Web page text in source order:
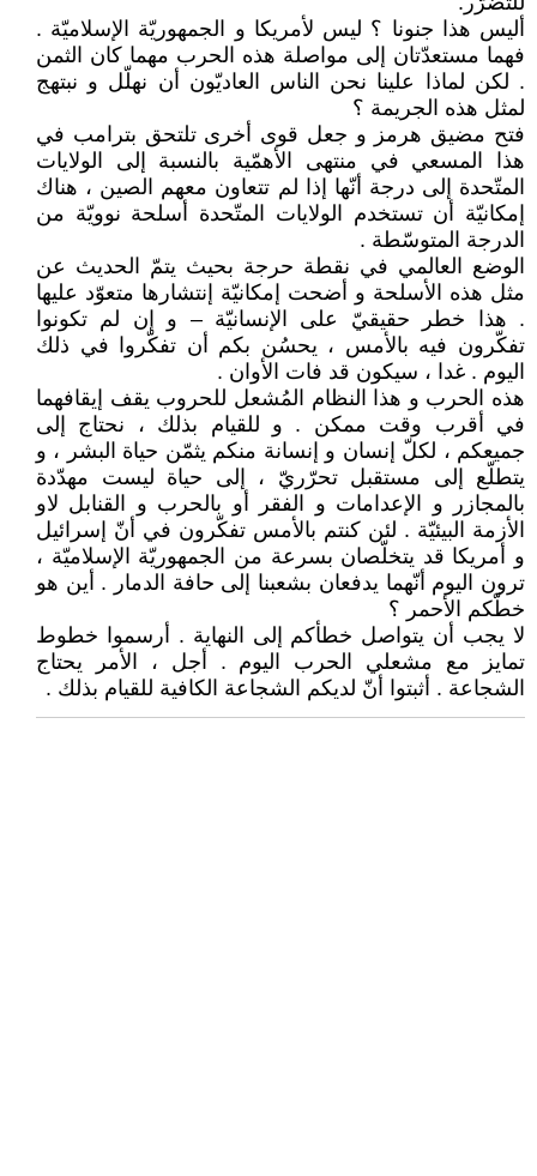
أليس هذا جنونا ؟ ليس لأمريكا و الجمهوريّة الإسلاميّة .
فهما مستعدّتان إلى مواصلة هذه الحرب مهما كان الثمن
. لكن لماذا علينا نحن الناس العاديّون أن نهلّل و نبتهج
لمثل هذه الجريمة ؟
فتح مضيق هرمز و جعل قوى أخرى تلتحق بترامب في
هذا المسعي في منتهى الأهمّية بالنسبة إلى الولايات
المتّحدة إلى درجة أنّها إذا لم تتعاون معهم الصين ، هناك
إمكانيّة أن تستخدم الولايات المتّحدة أسلحة نوويّة من
الدرجة المتوسّطة .
الوضع العالمي في نقطة حرجة بحيث يتمّ الحديث عن
مثل هذه الأسلحة و أضحت إمكانيّة إنتشارها متعوّد عليها
. هذا خطر حقيقيّ على الإنسانيّة – و إن لم تكونوا
تفكّرون فيه بالأمس ، يحسُن بكم أن تفكّروا في ذلك
اليوم . غدا ، سيكون قد فات الأوان .
هذه الحرب و هذا النظام المُشعل للحروب يقف إيقافهما
في أقرب وقت ممكن . و للقيام بذلك ، نحتاج إلى
جميعكم ، لكلّ إنسان و إنسانة منكم يثمّن حياة البشر ، و
يتطلّع إلى مستقبل تحرّريّ ، إلى حياة ليست مهدّدة
بالمجازر و الإعدامات و الفقر أو بالحرب و القنابل لاو
الأزمة البيئيّة . لئن كنتم بالأمس تفكّرون في أنّ إسرائيل
و أمريكا قد يتخلّصان بسرعة من الجمهوريّة الإسلاميّة ،
ترون اليوم أنّهما يدفعان بشعبنا إلى حافة الدمار . أين هو
خطّكم الأحمر ؟
لا يجب أن يتواصل خطأكم إلى النهاية . أرسموا خطوط
تمايز مع مشعلي الحرب اليوم . أجل ، الأمر يحتاج
الشجاعة . أثبتوا أنّ لديكم الشجاعة الكافية للقيام بذلك .